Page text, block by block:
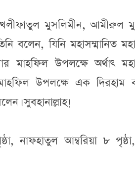
মুসলিমীন, আমীরুল
যিনি মহাসম্মানিত
মাহফিল উপলক্ষে অর্থাৎ
উপলক্ষে এক দিরহাম
সুবহানাল্লাহ!
নাফহাতুল আম্বরিয়া ৮